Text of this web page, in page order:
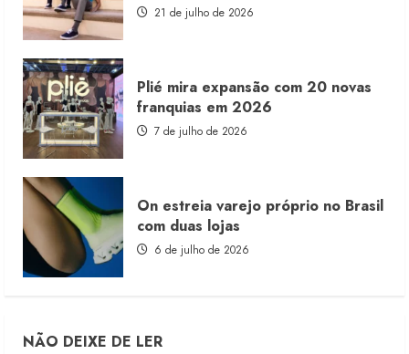
21 de julho de 2026
Plié mira expansão com 20 novas
franquias em 2026
7 de julho de 2026
On estreia varejo próprio no Brasil
com duas lojas
6 de julho de 2026
NÃO DEIXE DE LER